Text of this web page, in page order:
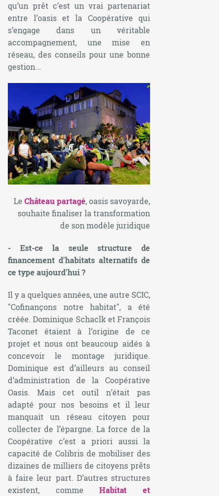
qu’un prêt c’est un vrai partenariat
entre l’oasis et la Coopérative qui
s’engage dans un véritable
accompagnement, une mise en
réseau, des conseils pour une bonne
gestion...
LeChâteau partagé, oasis savoyarde,
souhaite finaliser la transformation
de son modèle juridique
- Est-ce la seule structure de
financement d'habitats alternatifs de
ce type aujourd'hui ?
Il y a quelques années, une autre SCIC,
"Cofinançons notre habitat", a été
créée. Dominique Schaclk et François
Taconet étaient à l’origine de ce
projet et nous ont beaucoup aidés à
concevoir le montage juridique.
Dominique est d’ailleurs au conseil
d’administration de la Coopérative
Oasis. Mais cet outil n’était pas
adapté pour nos besoins et il leur
manquait un réseau citoyen pour
collecter de l’épargne. La force de la
Coopérative c’est a priori aussi la
capacité de Colibris de mobiliser des
dizaines de milliers de citoyens prêts
à faire leur part. D’autres structures
existent, commeHabitat et